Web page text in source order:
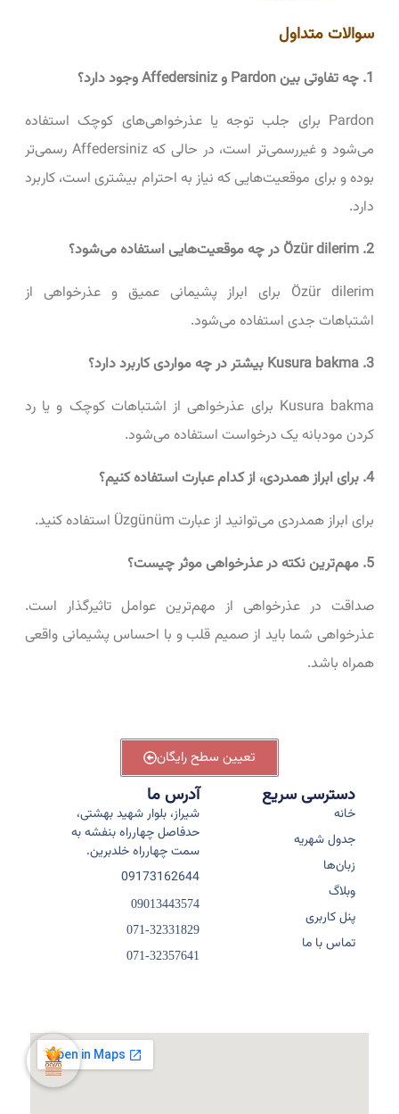
سوالات متداول
1. چه تفاوتی بین Pardon و Affedersiniz وجود دارد؟
Pardon برای جلب توجه یا عذرخواهی‌های کوچک استفاده
می‌شود و غیررسمی‌تر است، در حالی که Affedersiniz رسمی‌تر
بوده و برای موقعیت‌هایی که نیاز به احترام بیشتری است، کاربرد
دارد.
2. Özür dilerim در چه موقعیت‌هایی استفاده می‌شود؟
Özür dilerim برای ابراز پشیمانی عمیق و عذرخواهی از
اشتباهات جدی استفاده می‌شود.
3. Kusura bakma بیشتر در چه مواردی کاربرد دارد؟
Kusura bakma برای عذرخواهی از اشتباهات کوچک و یا رد
کردن مودبانه یک درخواست استفاده می‌شود.
4. برای ابراز همدردی، از کدام عبارت استفاده کنیم؟
برای ابراز همدردی می‌توانید از عبارت Üzgünüm استفاده کنید.
5. مهم‌ترین نکته در عذرخواهی موثر چیست؟
صداقت در عذرخواهی از مهم‌ترین عوامل تاثیرگذار است.
عذرخواهی شما باید از صمیم قلب و با احساس پشیمانی واقعی
همراه باشد.
تعیین سطح رایگان
دسترسی سریع
خانه
جدول شهریه
زبان‌ها
وبلاگ
پنل کاربری
تماس با ما
آدرس ما
شیراز، بلوار شهید بهشتی،
حدفاصل چهارراه بنفشه به
سمت چهارراه خلدبرین.
09173162644
09013443574
071-32331829
071-32357641